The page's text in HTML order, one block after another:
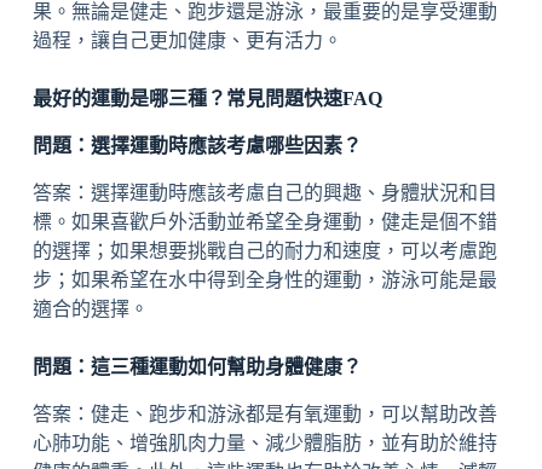
果。無論是健走、跑步還是游泳，最重要的是享受運動
過程，讓自己更加健康、更有活力。
最好的運動是哪三種？常見問題快速FAQ
問題：選擇運動時應該考慮哪些因素？
答案：選擇運動時應該考慮自己的興趣、身體狀況和目
標。如果喜歡戶外活動並希望全身運動，健走是個不錯
的選擇；如果想要挑戰自己的耐力和速度，可以考慮跑
步；如果希望在水中得到全身性的運動，游泳可能是最
適合的選擇。
問題：這三種運動如何幫助身體健康？
答案：健走、跑步和游泳都是有氧運動，可以幫助改善
心肺功能、增強肌肉力量、減少體脂肪，並有助於維持